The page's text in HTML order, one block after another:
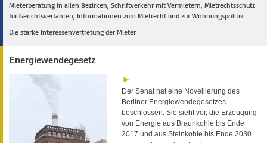
Mieterberatung in allen Bezirken, Schriftverkehr mit Vermietern, Mietrechtsschutz
für Gerichtsverfahren, Informationen zum Mietrecht und zur Wohnungspolitik
Die starke Interessenvertretung der Mieter
Energiewendegesetz
Der Senat hat eine Novellierung des
Berliner Energiewendegesetzes
beschlossen. Sie sieht vor, die Erzeugung
von Energie aus Braunkohle bis Ende
2017 und aus Steinkohle bis Ende 2030